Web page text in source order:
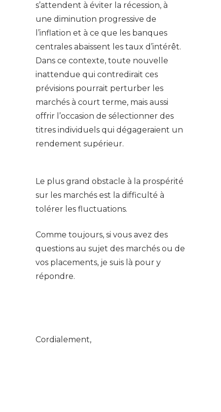
s’attendent à éviter la récession, à
une diminution progressive de
l’inflation et à ce que les banques
centrales abaissent les taux d’intérêt.
Dans ce contexte, toute nouvelle
inattendue qui contredirait ces
prévisions pourrait perturber les
marchés à court terme, mais aussi
offrir l’occasion de sélectionner des
titres individuels qui dégageraient un
rendement supérieur.
Le plus grand obstacle à la prospérité
sur les marchés est la difficulté à
tolérer les fluctuations.
Comme toujours, si vous avez des
questions au sujet des marchés ou de
vos placements, je suis là pour y
répondre.
Cordialement,